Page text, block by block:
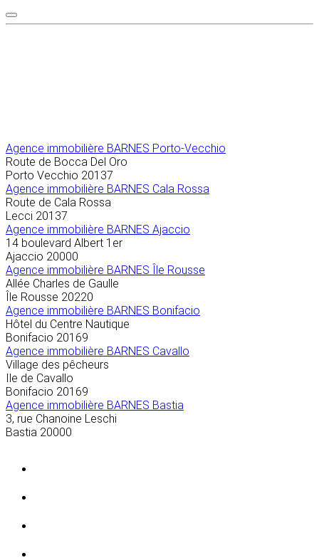
Agence immobilière BARNES Porto-Vecchio
Route de Bocca Del Oro
Porto Vecchio 20137
Agence immobilière BARNES Cala Rossa
Route de Cala Rossa
Lecci 20137
Agence immobilière BARNES Ajaccio
14 boulevard Albert 1er
Ajaccio 20000
Agence immobilière BARNES Île Rousse
Allée Charles de Gaulle
Île Rousse 20220
Agence immobilière BARNES Bonifacio
Hôtel du Centre Nautique
Bonifacio 20169
Agence immobilière BARNES Cavallo
Village des pêcheurs
Ile de Cavallo
Bonifacio 20169
Agence immobilière BARNES Bastia
3, rue Chanoine Leschi
Bastia 20000